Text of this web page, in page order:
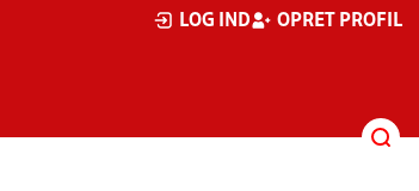
LOG IND OPRET PROFIL